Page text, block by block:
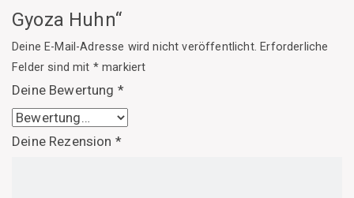
Gyoza Huhn“
Deine E-Mail-Adresse wird nicht veröffentlicht. Erforderliche
Felder sind mit *markiert
Deine Bewertung *
Deine Rezension *